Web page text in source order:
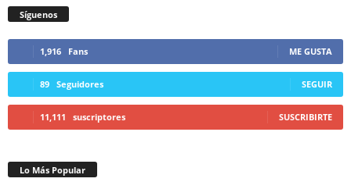
Síguenos
1,916 Fans ME GUSTA
89 Seguidores SEGUIR
11,111 suscriptores SUSCRIBIRTE
Lo Más Popular